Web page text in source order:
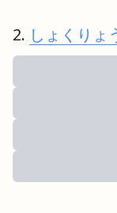
しょくりょ